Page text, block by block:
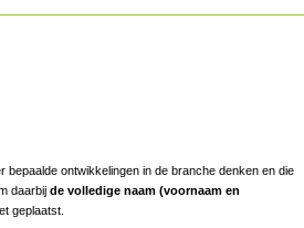
ontwikkelingen in de branche denken en die
daarbij de volledige naam (voornaam en
geplaatst.